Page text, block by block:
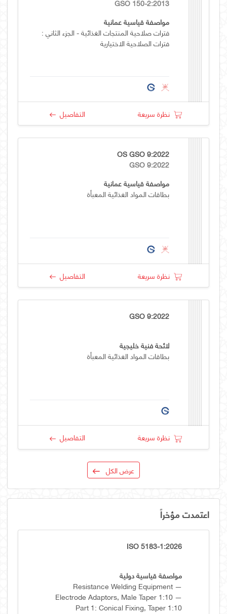
GSO 150-2:2013
مواصفة قياسية عمانية
فترات صلاحية المنتجات الغذائية - الجزء الثاني :
فترات الصلاحية الاختيارية
نظرة سريعة التفاصيل
OS GSO 9:2022
GSO 9:2022
مواصفة قياسية عمانية
بطاقات المواد الغذائية المعبأة
نظرة سريعة التفاصيل
GSO 9:2022
لائحة فنية خليجية
بطاقات المواد الغذائية المعبأة
نظرة سريعة التفاصيل
عرض الكل
اعتمدت مؤخراً
ISO 5183-1:2026
مواصفة قياسية دولية
Resistance Welding Equipment —
Electrode Adaptors, Male Taper 1:10 —
Part 1: Conical Fixing, Taper 1:10